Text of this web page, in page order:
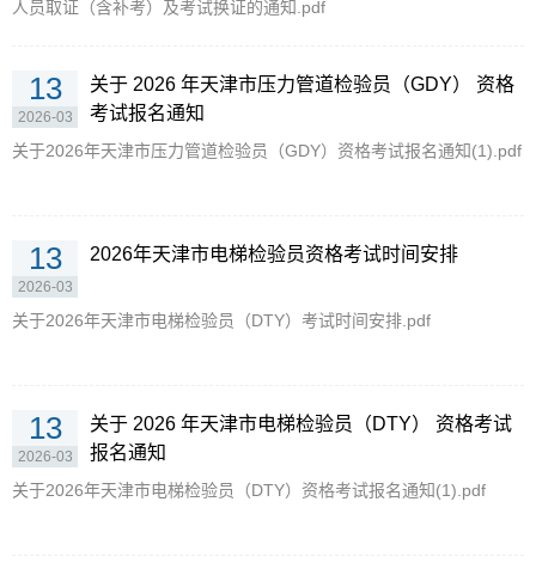
人员取证（含补考）及考试换证的通知.pdf
13
2026-03
关于 2026 年天津市压力管道检验员（GDY） 资格
考试报名通知
关于2026年天津市压力管道检验员（GDY）资格考试报名通知(1).pdf
13
2026-03
2026年天津市电梯检验员资格考试时间安排
关于2026年天津市电梯检验员（DTY）考试时间安排.pdf
13
2026-03
关于 2026 年天津市电梯检验员（DTY） 资格考试
报名通知
关于2026年天津市电梯检验员（DTY）资格考试报名通知(1).pdf